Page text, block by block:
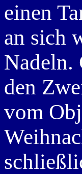
einen
an sich
Nadeln.
den
vom